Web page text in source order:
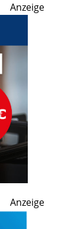
Anzeige
Anzeige